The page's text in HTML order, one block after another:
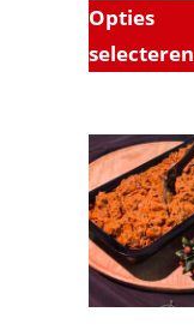
Opties
selecteren